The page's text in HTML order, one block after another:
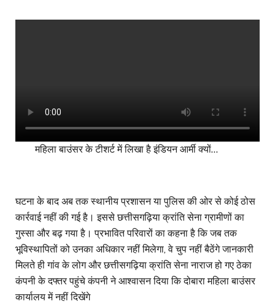
महिला बाउंसर के टीशर्ट में लिखा है इंडियन आर्मी क्यों…
घटना के बाद अब तक स्थानीय प्रशासन या पुलिस की ओर से कोई ठोस
कार्रवाई नहीं की गई है। इससे छत्तीसगढ़िया क्रांति सेना ग्रामीणों का
गुस्सा और बढ़ गया है। प्रभावित परिवारों का कहना है कि जब तक
भूविस्थापितों को उनका अधिकार नहीं मिलेगा, वे चुप नहीं बैठेंगे जानकारी
मिलते ही गांव के लोग और छत्तीसगढ़िया क्रांति सेना नाराज हो गए ठेका
कंपनी के दफ्तर पहुंचे कंपनी ने आश्वासन दिया कि दोबारा महिला बाउंसर
कार्यालय में नहीं दिखेंगे